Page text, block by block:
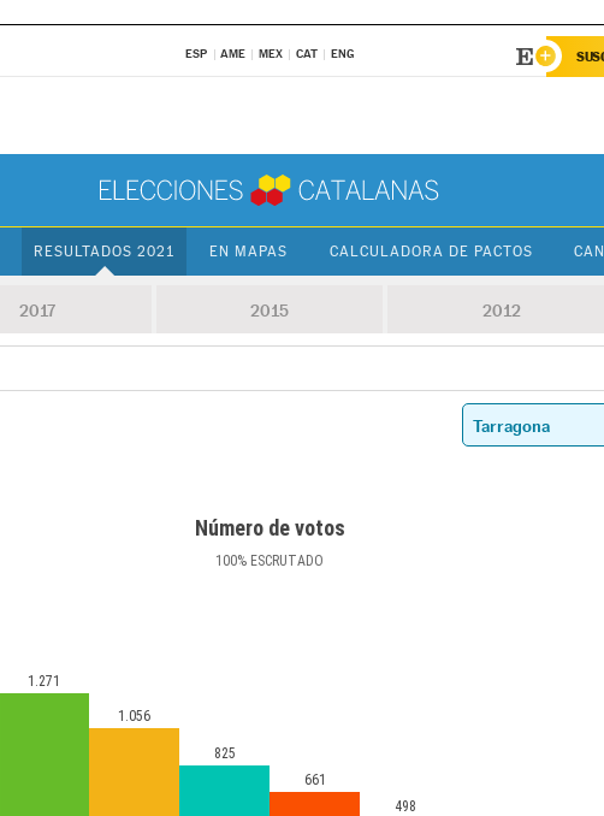
ESP AME MEX CAT ENG
RESULTADOS 2021 EN MAPAS CALCULADORA DE PACTOS
2017 2015 2012
Número de votos
100% ESCRUTADO
1.271
1.056
825
661
498